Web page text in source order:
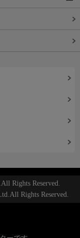
Rights Reserved.
Rights Reserved.